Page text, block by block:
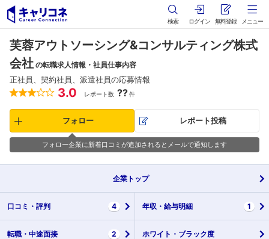
検索 ログイン 無料登録 メニュー
芙蓉アウトソーシング&コンサルティング株式
会社 の転職求人情報・社員仕事内容
正社員、契約社員、派遣社員の応募情報
3.0 レポート数 ??件
フォロー レポート投稿
フォロー企業に新着口コミが追加されるとメールで通知します
企業 トップ
口コミ・ 評判 4 年収・ 給与明細 1
転職・ 中途面接 2 ホワイト・ ブラック度